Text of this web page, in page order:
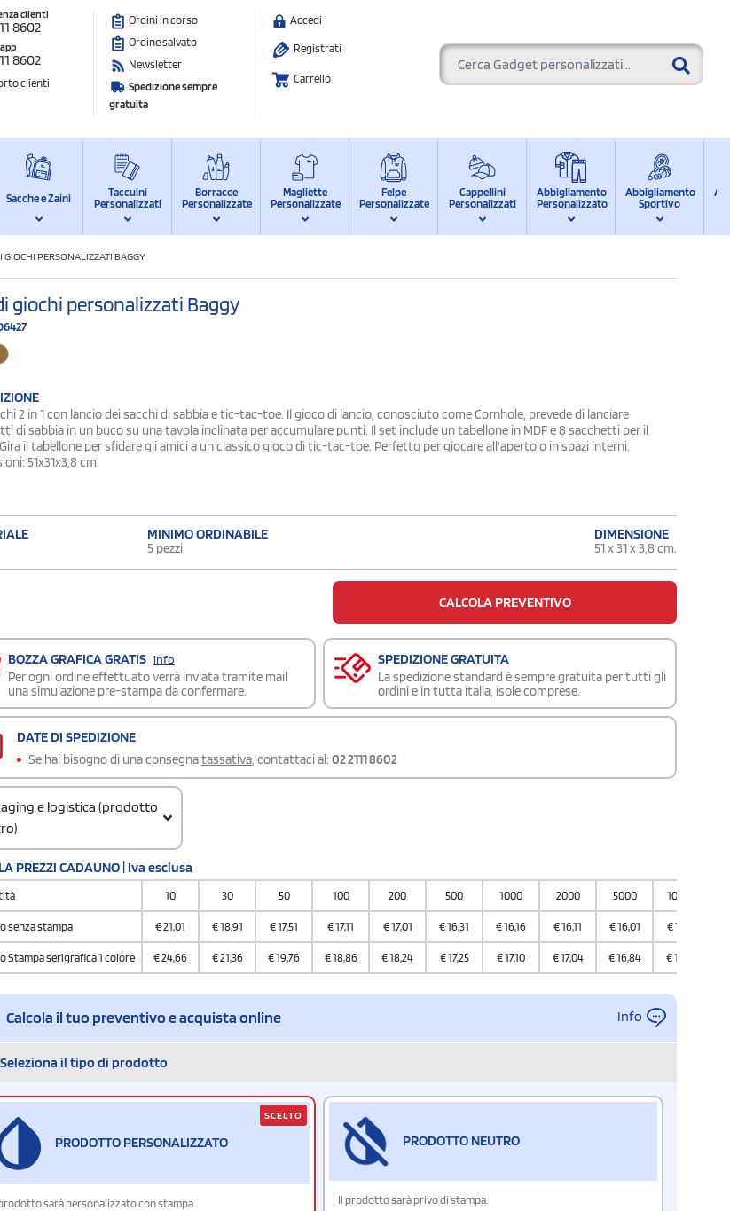
clienti
8602
8602
clienti
Ordini in corso
Ordine salvato
Newsletter
Spedizione sempre
gratuita
Accedi
Registrati
Carrello
Sacche e Zaini
Taccuini
Personalizzati
Borracce
Personalizzate
Magliette
Personalizzate
Felpe
Personalizzate
Cappellini
Personalizzati
Abbigliamento
Personalizzato
Abbigliamento
Sportivo
GIOCHI PERSONALIZZATI BAGGY
giochi personalizzati Baggy
2 in 1 con lancio dei sacchi di sabbia e tic-tac-toe. Il gioco di lancio, conosciuto come Cornhole, prevede di lanciare
di sabbia in un buco su una tavola inclinata per accumulare punti. Il set include un tabellone in MDF e 8 sacchetti per il
il tabellone per sfidare gli amici a un classico gioco di tic-tac-toe. Perfetto per giocare all'aperto o in spazi interni.
51x31x3,8 cm.
MINIMO ORDINABILE
5 pezzi
DIMENSIONE
51 x 31 x 3,8 cm.
CALCOLA PREVENTIVO
BOZZA GRAFICA GRATIS info
Per ogni ordine effettuato verrà inviata tramite mail
una simulazione pre-stampa da confermare.
SPEDIZIONE GRATUITA
La spedizione standard è sempre gratuita per tutti gli
ordini e in tutta italia, isole comprese.
DATE DI SPEDIZIONE
Se hai bisogno di una consegnatassativa , contattaci al: 02 2111 8602
e logistica (prodotto
per scatola
PREZZI CADAUNO | Iva esclusa
10 30 50 100 200 500 1000 2000 5000 10000
senza stampa €21,01 €18,91 €17,51 €17,11 €17,01 €16,31 €16,16 €16,11 €16,01 €15,71
Stampa serigrafica 1 colore €24,66 €21,36 €19,76 €18,86 €18,24 €17,25 €17,10 €17,04 €16,84 €16,73
Calcola il tuo preventivo e acquista online Info
Seleziona il tipo di prodotto
PRODOTTO PERSONALIZZATO
sarà personalizzato con stampa
SCELTO
PRODOTTO NEUTRO
Il prodotto sarà privo di stampa.